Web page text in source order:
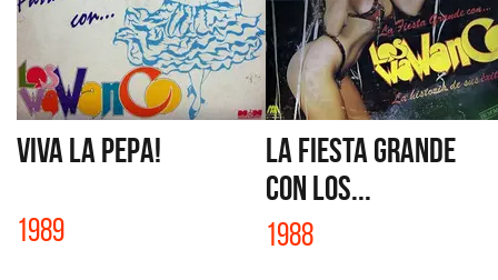
VIVA LA PEPA!
1989
LA FIESTA GRANDE
CON LOS...
1988